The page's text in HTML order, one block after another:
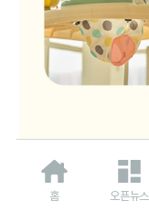
홈 오픈뉴스